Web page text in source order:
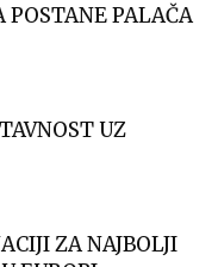
PALAČA
UZ
ZA NAJBOLJI